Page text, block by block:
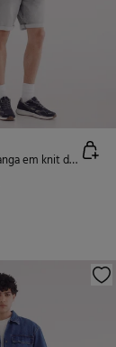
Bermudas de ganga em knit denim